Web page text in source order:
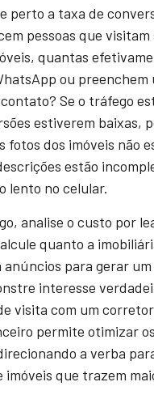
perto a taxa de
pessoas que visitam
quantas
ou preenchem
Se o tráfego
estiverem baixas,
fotos dos imóveis não
estão
lento no celular.
analise o custo por
quanto a
anúncios para gerar
interesse
visita com um
permite otimizar os
a verba
imóveis que trazem